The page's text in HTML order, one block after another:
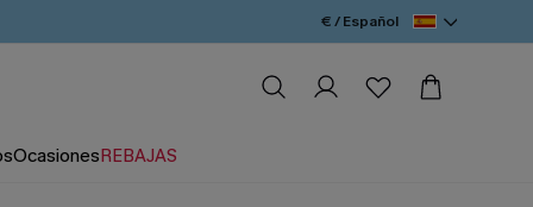
€ / Español
OcasionesREBAJAS